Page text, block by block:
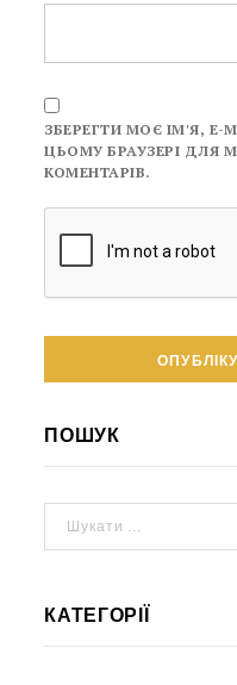
ЗБЕРЕГТИ МОЄ ІМ'Я, E-
ЦЬОМУ БРАУЗЕРІ ДЛЯ
КОМЕНТАРІВ.
ПОШУК
КАТЕГОРІЇ